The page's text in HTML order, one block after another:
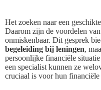
Het zoeken naar een
Daarom zijn de voordelen
onmiskenbaar. Dit gesprek
begeleiding bij leningen,
persoonlijke financiële
een specialist kunnen ze
cruciaal is voor hun financiële